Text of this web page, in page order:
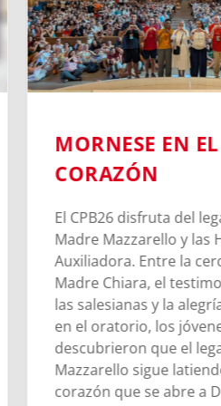
MORNESE EN EL
CORAZÓN
El CPB26 disfruta del
Madre Mazzarello y las
Auxiliadora. Entre la
Madre Chiara, el
las salesianas y la
en el oratorio, los
descubrieron que el
Mazzarello sigue
corazón que se abre a